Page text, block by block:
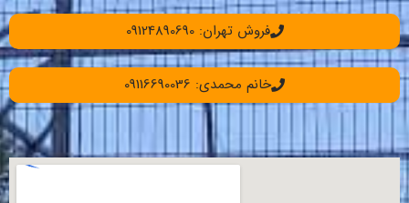
فروش تهران: 09124890690
خانم محمدی: 09116690036